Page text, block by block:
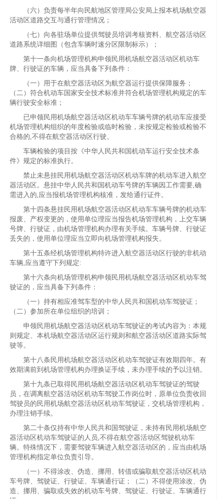
（六）负责每半年向民航地区管理局公安局上报本机场航空器
活动区道路交互与通行管理情况；
（七）向各驻场单位提供驾驶员培训考核资料、航空器活动区
道路系统详细图（包含车辆时速分区限制标示）；
第十一条向机场管理机构申领民用机场航空器活动区机动车
牌、行驶证的车辆，应当具备下列条件：
（一）用于在航空器活动区为航空器运行提供保障服务；
（二）符合机动车国家安全技术标准并符合机场管理机构规定的车
辆行驶安全标准；
已申领民用机场航空器活动区机动车车辆号牌的机动车应接受
机场管理机构组织的年度检验或临时检验，未按规定检验或检验不
合格的,不得在航空器活动区行驶。
车辆检验的项目按《中华人民共和国机动车运行安全技术条
件》规定的标准执行。
禁止未悬挂民用机场航空器活动区机动车牌的机动车进入航空
器活动区。悬挂中华人民共和国机动车号牌的车辆因工作需要,确
需进入的,应当报机场管理机构核准，发给通行证件。
第十四条悬挂民用机场航空器活动区机动车车辆号牌的机动车
报废、产权变更的，使用单位理应当报告机场管理机构，上交车辆
号牌、行驶证，由机场管理机构办理有关手续。车辆号牌、行驶证
丢失的，使用单位理应当立即向机场管理机构报失。
第十五条经机场管理机构特许进入航空器活动区行驶的非机动
车辆,应当遵守下列规定:
第十六条向机场管理机构申领民用机场航空器活动区机动车驾
驶证的，应当具备下列条件：
（一）持有相应准驾车型的中华人民共和国机动车驾驶证；
（二）参加所在单位组织的培训；
申领民用机场航空器活动区机动车驾驶证的考试内容为：本规
则规定、本机场航空器活动区运行规则和航空器活动区道路实际驾
驶等。
第十八条民用机场航空器活动区机动车驾驶证有效期四年。有
效期满前到机场管理机构办理换证手续，未办理手续的予以注销。
第十九条已取得民用机场航空器活动区机动车驾驶证的驾驶
员，在调离航空器活动区机动车驾驶工作岗位时，原单位负责收回
驾驶员的民用机场航空器活动区机动车驾驶证，交机场管理机构，
办理注销手续。
第二十条仅持有中华人民共和国驾驶证，未持有民用机场航空
器活动区机动车驾驶证的人员,不得在航空器活动区驾驶机动车
辆。特殊情况下，需要驾驶车辆进入航空器活动区的，应当由机场
管理机构指定单位负责引导。
（一）不得涂改、伪造、挪用、转借或骗取航空器活动区机动
车号牌、驾驶证、行驶证、车辆通行证；（二）不得使用涂改、伪
造、挪用、骗取或失效的机动车号牌、驾驶证、行驶证、车辆通行